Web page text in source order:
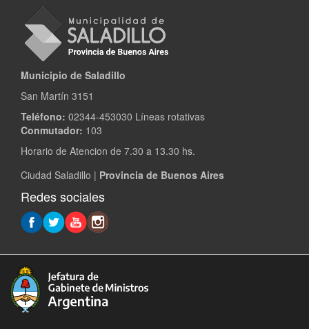
Municipio de Saladillo
San Martín 3151
Teléfono: 02344-453030 Líneas rotativas
Conmutador: 103
Horario de Atencion de 7.30 a 13.30 hs.
Ciudad Saladillo | Provincia de Buenos Aires
Redes sociales